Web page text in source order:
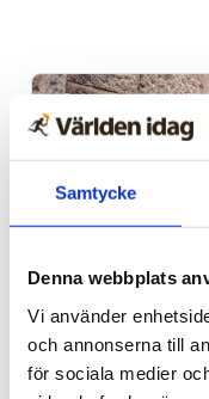
Samtycke
Denna webbplats
Vi använder
och annonserna till
för sociala medier
Förtalslagen